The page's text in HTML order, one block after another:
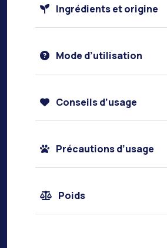
Ingrédients et origine
Mode d’utilisation
Conseils d’usage
Précautions d’usage
Poids